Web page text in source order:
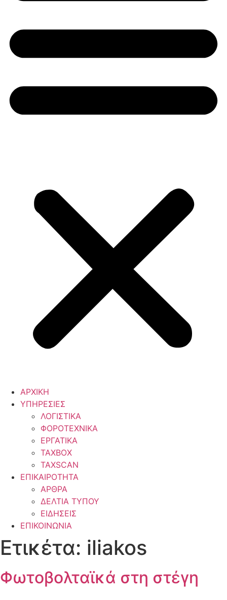
ΑΡΧΙΚΗ
ΥΠΗΡΕΣΙΕΣ
ΛΟΓΙΣΤΙΚΑ
ΦΟΡΟΤΕΧΝΙΚΑ
ΕΡΓΑΤΙΚΑ
TAXBOX
TAXSCAN
ΕΠΙΚΑΙΡΟΤΗΤΑ
ΑΡΘΡΑ
ΔΕΛΤΙΑ ΤΥΠΟΥ
ΕΙΔΗΣΕΙΣ
ΕΠΙΚΟΙΝΩΝΙΑ
Ετικέτα: iliakos
Φωτοβολταϊκά στη στέγη